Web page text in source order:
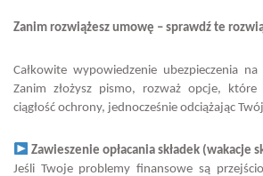
Zanim rozwiążesz umowę – sprawdź te
Całkowite wypowiedzenie ubezpieczenia
Zanim złożysz pismo, rozważ opcje, które
ciągłość ochrony, jednocześnie odciążając
Zawieszenie opłacania składek (wakacje
Jeśli Twoje problemy finansowe są